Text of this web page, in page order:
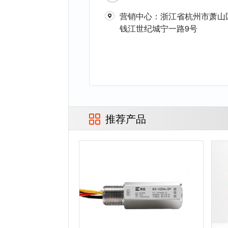
营销中心：浙江省杭州市萧山
钱江世纪城宁一路9号
推荐产品